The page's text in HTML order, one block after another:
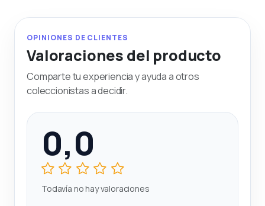
OPINIONES DE CLIENTES
Valoraciones del producto
Comparte tu experiencia y ayuda a otros
coleccionistas a decidir.
0,0
Todavía no hay valoraciones